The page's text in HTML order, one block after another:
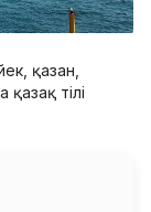
қазан,
тілі